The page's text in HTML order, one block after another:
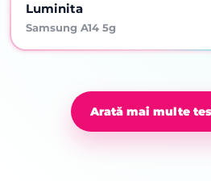
Luminita
Samsung A14 5g
Arată mai multe